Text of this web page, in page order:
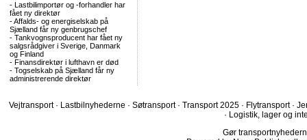
- Lastbilimportør og -forhandler har
fået ny direktør
-Affalds- og energiselskab på
Sjælland får ny genbrugschef
- Tankvognsproducent har fået ny
salgsrådgiver i Sverige, Danmark
og Finland
- Finansdirektør i lufthavn er død
- Togselskab på Sjælland får ny
administrerende direktør
Vejtransport · Lastbilnyhederne · Søtransport · Transport 2025 · Flytransport ·
· Logistik, lager og
Gør